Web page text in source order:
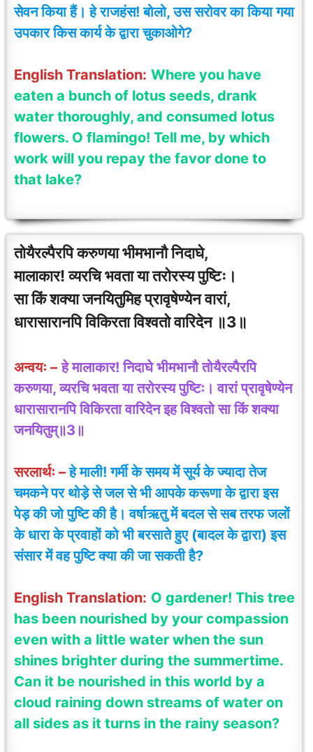
सेवन किया हैं। हे राजहंस! बोलो, उस सरोवर का किया गया
उपकार किस कार्य के द्वारा चुकाओगे?
English Translation: Where you have
eaten a bunch of lotus seeds, drank
water thoroughly, and consumed lotus
flowers. O flamingo! Tell me, by which
work will you repay the favor done to
that lake?
तोयैरल्पैरपि करुणया भीमभानौ निदाघे,
मालाकार! व्यरचि भवता या तरोरस्य पुष्टिः।
सा किं शक्या जनयितुमिह प्रावृषेण्येन वारां,
धारासारानपि विकिरता विश्वतो वारिदेन ॥3॥
अन्वयः – हे मालाकार! निदाघे भीमभानौ तोयैरल्पैरपि
करुणया, व्यरचि भवता या तरोरस्य पुष्टिः। वारां प्रावृषेण्येन
धारासारानपि विकिरता वारिदेन इह विश्वतो सा किं शक्या
जनयितुम्॥3॥
सरलार्थः –हे माली! गर्मी के समय में सूर्य के ज्यादा तेज
चमकने पर थोड़े से जल से भी आपके करूणा के द्वारा इस
पेड़ की जो पुष्टि की है। वर्षाऋतु में बदल से सब तरफ जलों
के धारा के प्रवाहों को भी बरसाते हुए (बादल के द्वारा) इस
संसार में वह पुष्टि क्या की जा सकती है?
English Translation: O gardener! This tree
has been nourished by your compassion
even with a little water when the sun
shines brighter during the summertime.
Can it be nourished in this world by a
cloud raining down streams of water on
all sides as it turns in the rainy season?